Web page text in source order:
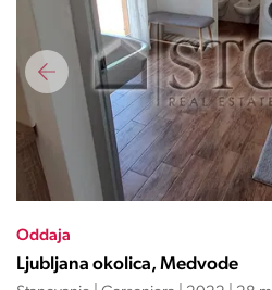
Oddaja
Ljubljana okolica, Medvode